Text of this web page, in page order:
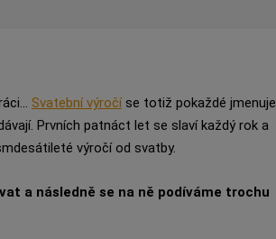
Svatební výročíse totiž pokaždé jmenuje
Prvních patnáct let se slaví každý rok a
výročí od svatby.
a následně se na ně podíváme trochu